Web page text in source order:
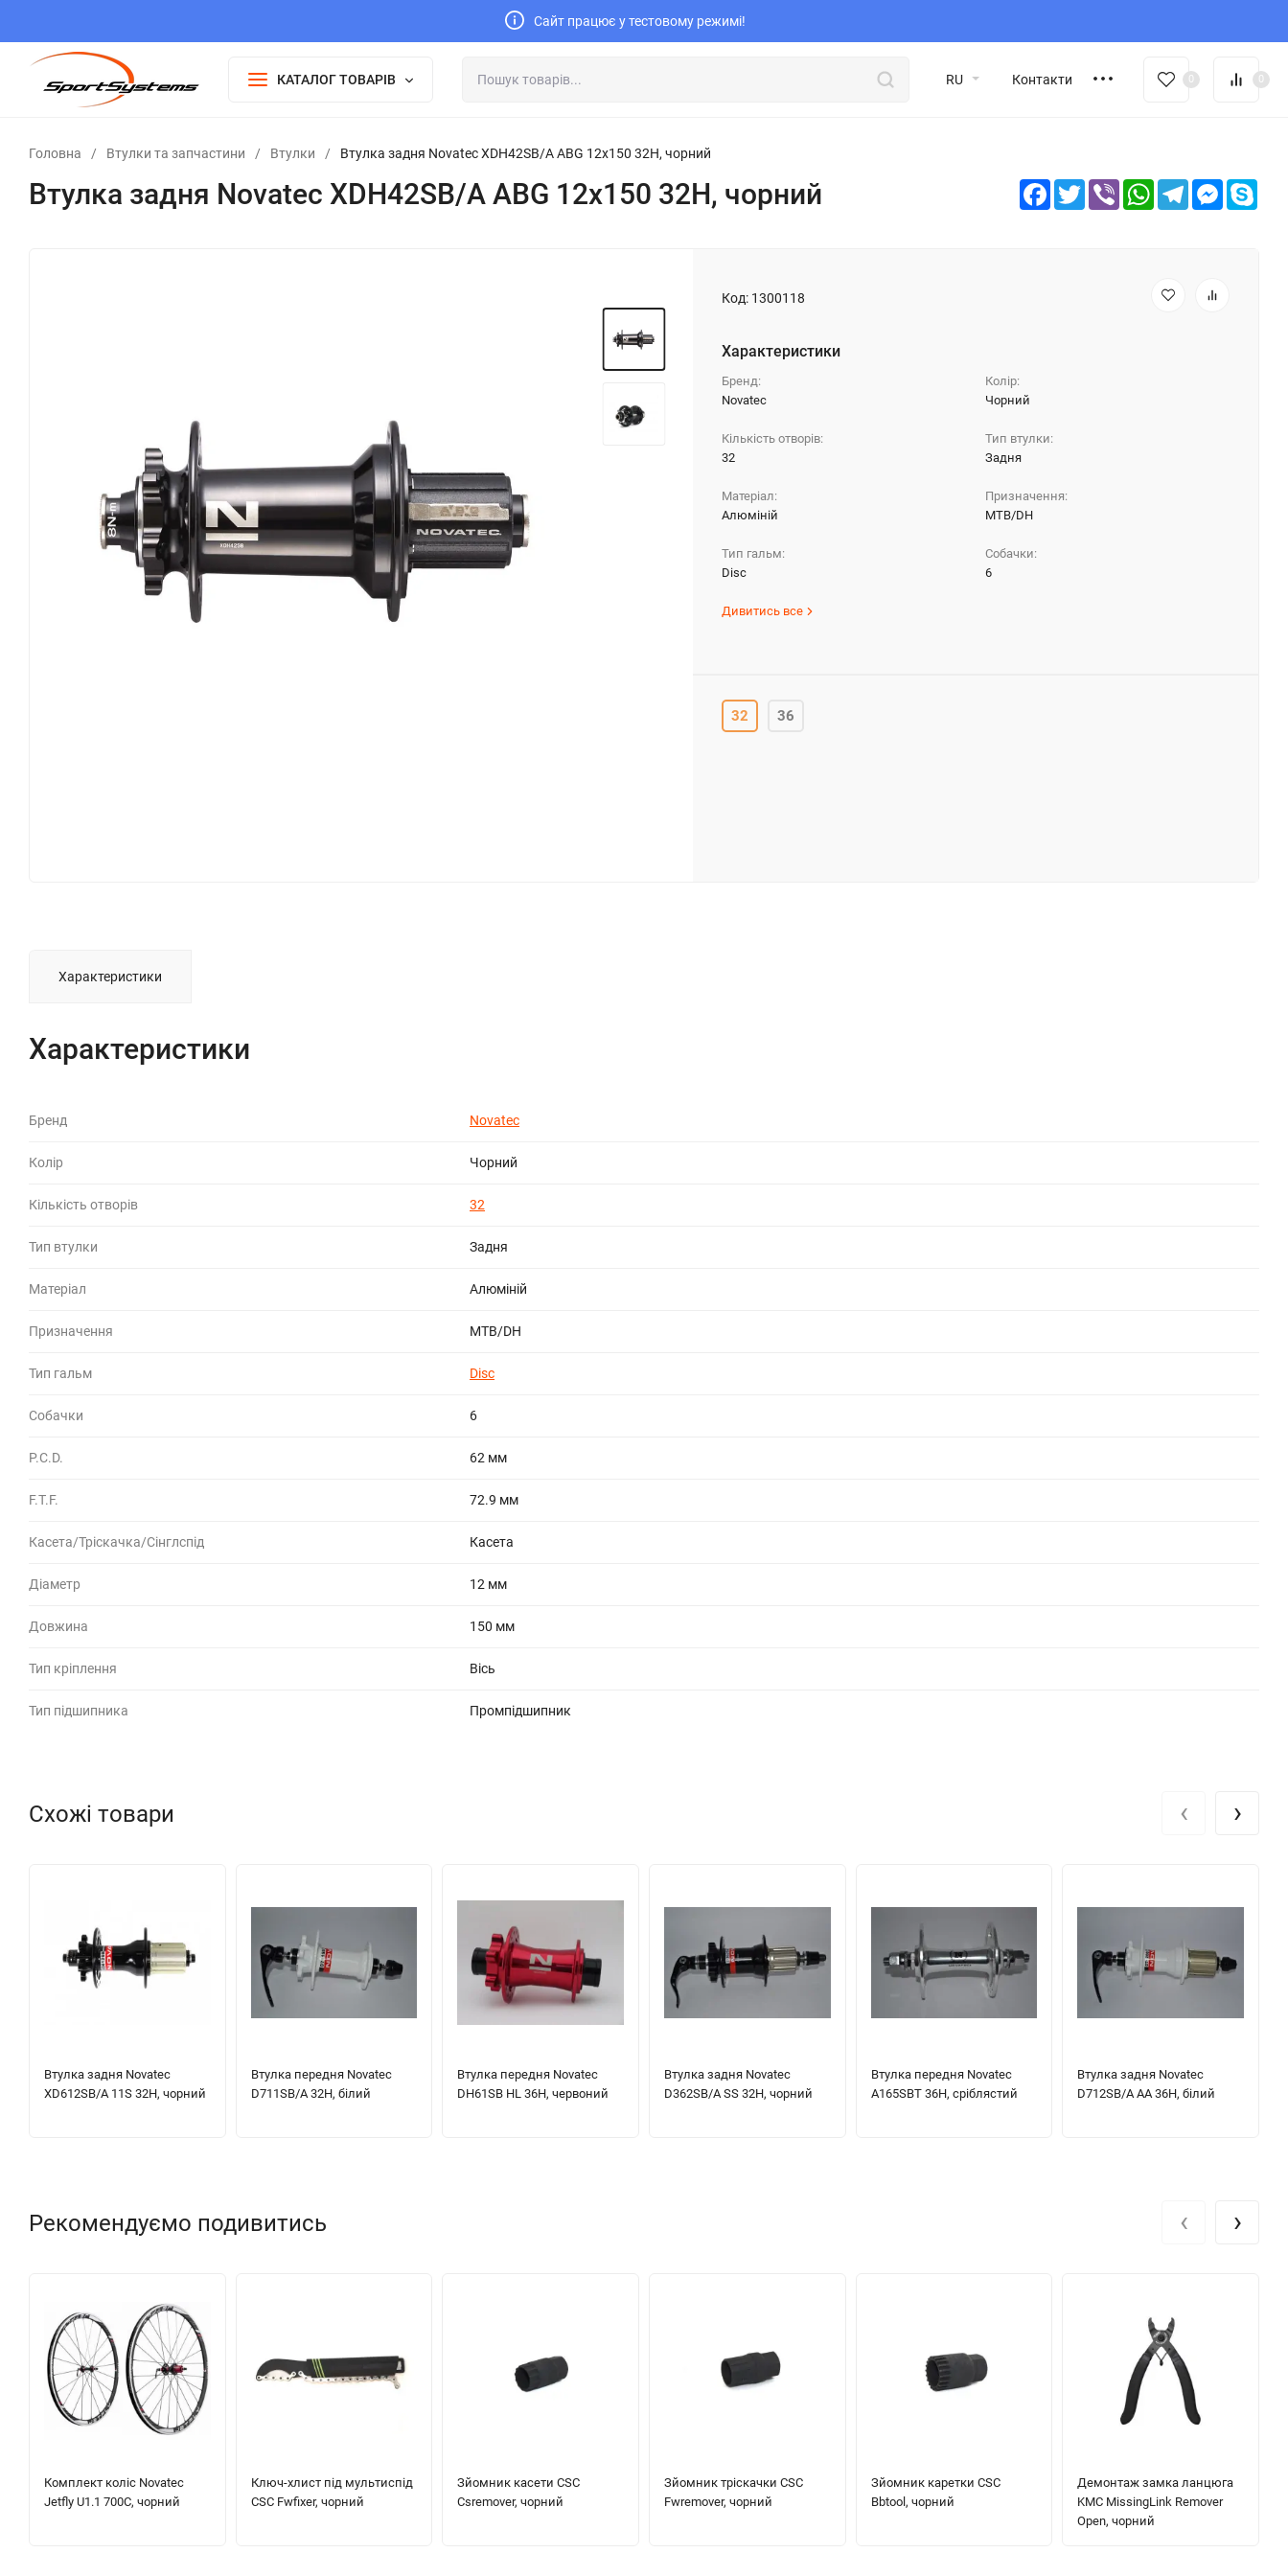
Сайт працює у тестовому режимі!
КАТАЛОГ ТОВАРІВ RU Контакти 0 0
Головна / Втулки та запчастини / Втулки / Втулка задня Novatec XDH42SB/A ABG 12x150 32H, чорний
Втулка задня Novatec XDH42SB/A ABG 12x150 32H, чорний Facebook
TwitterViber WhatsAppTelegram
Код: 1300118
Характеристики
Бренд:
Novatec
Колір:
Чорний
Кількість отворів:
32
Тип втулки:
Задня
Матеріал:
Алюміній
Призначення:
MTB/DH
Тип гальм:
Disc
Собачки:
6
Дивитись все
32 36
Характеристики
Характеристики
Бренд Novatec
Колір Чорний
Кількість отворів 32
Тип втулки Задня
Матеріал Алюміній
Призначення MTB/DH
Тип гальм Disc
Собачки 6
P.C.D. 62 мм
F.T.F. 72.9 мм
Касета/Тріскачка/Сінглспід Касета
Діаметр 12 мм
Довжина 150 мм
Тип кріплення Вісь
Тип підшипника Промпідшипник
Схожі товари
Втулка задня Novatec
XD612SB/A 11S 32H, чорний
Втулка передня Novatec
D711SB/A 32H, білий
Втулка передня Novatec
DH61SB HL 36H, червоний
Втулка задня Novatec
D362SB/A SS 32H, чорний
Втулка передня Novatec
A165SBT 36H, сріблястий
Втулка задня Novatec
D712SB/A AA 36H, білий
‹ ›
Рекомендуємо подивитись
Комплект коліс Novatec
Jetfly U1.1 700C, чорний
Ключ-хлист під мультиспід
CSC Fwfixer, чорний
Зйомник касети CSC
Csremover, чорний
Зйомник тріскачки CSC
Fwremover, чорний
Зйомник каретки CSC
Bbtool, чорний
Демонтаж замка ланцюга
KMC MissingLink Remover
Open, чорний
‹ ›